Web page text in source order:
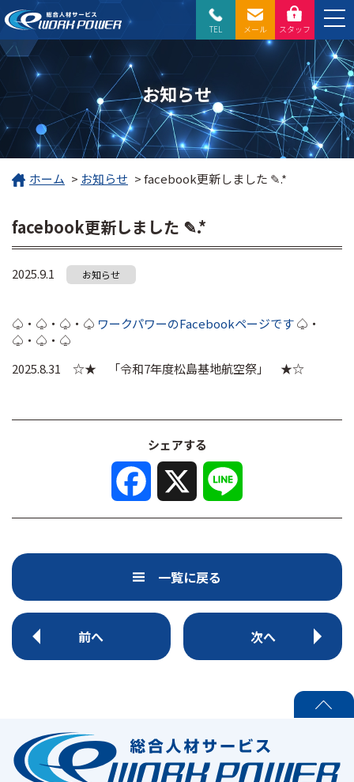
TEL メール スタッフ
お知らせ
ホーム > お知らせ >facebook更新しました ✎.*
facebook更新しました ✎.*
2025.9.1 お知らせ
♤・♤・♤・♤ ワークパワーのFacebookページです♤・
♤・♤・♤
2025.8.31 ☆★ 「令和7年度松島基地航空祭」 ★☆
シェアする
F
b
k
X
一覧に戻る
前へ 次へ